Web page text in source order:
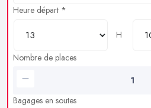
Heure départ *
H
Nombre de places
Bagages en soutes